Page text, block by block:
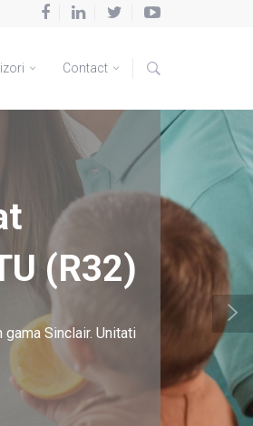
Contact